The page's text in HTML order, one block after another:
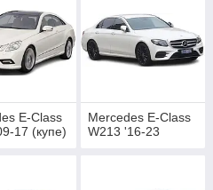
g118148089-mercedes-eqb-
mercedes-eqc
g118149863-mercedes-eqe-
E-Class
17 (купе)
Mercedes E-Class
W213 '16-23